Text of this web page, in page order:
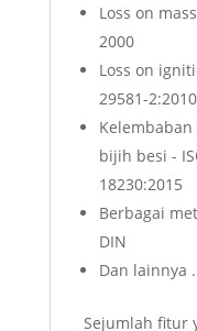
Loss on
2000
Loss on
29581-
bijih besi -
18230:2015
Berbagai
DIN
Dan lainnya
Sejumlah fitur